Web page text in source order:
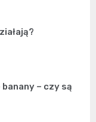
– czy są